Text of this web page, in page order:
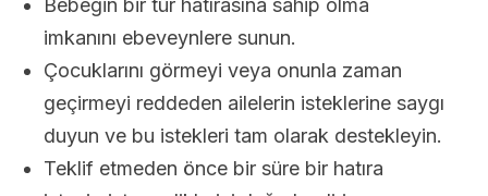
Bebeğin bir tür hatırasına sahip olma
imkanını ebeveynlere sunun.
Çocuklarını görmeyi veya onunla zaman
geçirmeyi reddeden ailelerin isteklerine saygı
duyun ve bu istekleri tam olarak destekleyin.
Teklif etmeden önce bir süre bir hatıra